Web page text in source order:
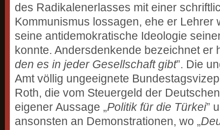
des Radikalenerlasses mit einer
Kommunismus lossagen, ehe er Lehrer
seine antidemokratische Ideologie
konnte. Andersdenkende bezeichnet er
den es in jeder Gesellschaft gibt”. Die
Amt völlig ungeeignete
Roth, die vom Steuergeld der
eigener Aussage „Politik für die Türkei”
ansonsten an Demonstrationen, wo „